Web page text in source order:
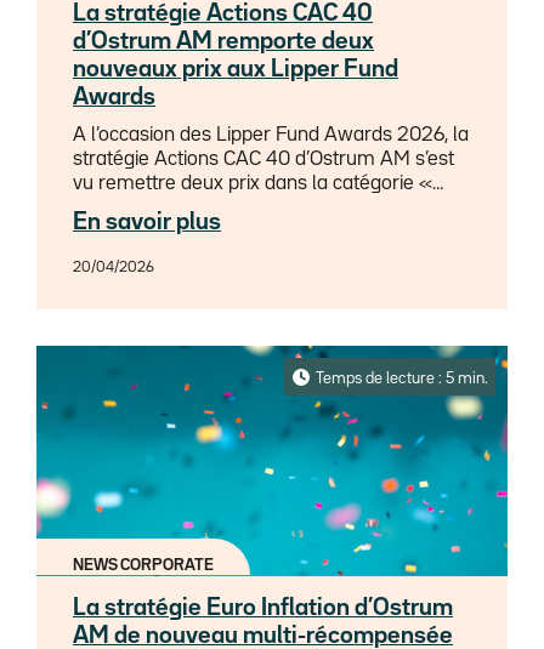
La stratégie Actions CAC 40
d’Ostrum AM remporte deux
nouveaux prix aux Lipper Fund
Awards
A l’occasion des Lipper Fund Awards 2026, la
stratégie Actions CAC 40 d’Ostrum AM s’est
vu remettre deux prix dans la catégorie «
Equity France » : « Best Fund over 5 Years »
et « Best Fund over 10 Years ».
En savoir plus
20/04/2026
Temps de lecture : 5 min.
NEWS CORPORATE
La stratégie Euro Inflation d’Ostrum
AM de nouveau multi-récompensée